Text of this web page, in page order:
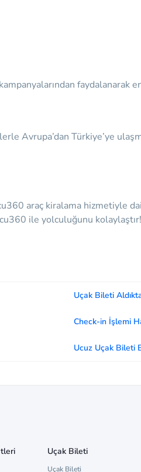
faydalanarak
Avrupa’dan Türkiye’ye
araç kiralama hizmetiyle
ile yolculuğunu kolaylaştır!
Uçak Bileti
Check-in İşlemi
Ucuz Uçak Bileti
Uçak Bileti
Uçak Bileti